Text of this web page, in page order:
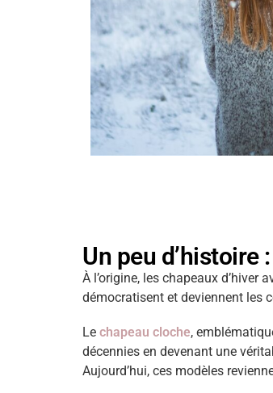
Un peu
À l’origine, les chapeaux
démocratisent et deviennent les
Le chapeau cloche,
décennies en devenant une
Aujourd’hui, ces modèles